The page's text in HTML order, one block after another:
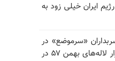
ایران خیلی زود به
«سرموضع» در
سالگرد قتل‌عام ۳۰ هزار لاله‌های بهمن ۵۷ در